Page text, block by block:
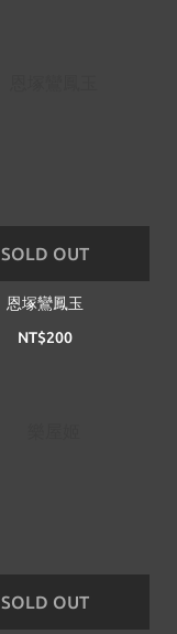
SOLD OUT
恩塚鸞鳳玉
NT$200
SOLD OUT